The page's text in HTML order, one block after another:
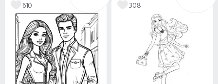
610 308